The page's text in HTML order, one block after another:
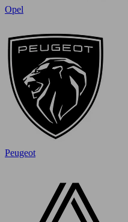
Opel
Peugeot